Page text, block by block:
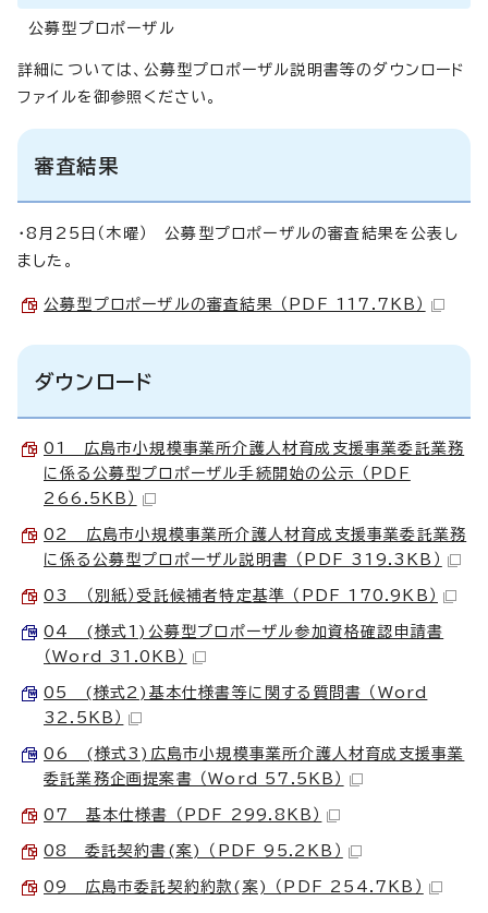
公募型プロポーザル
詳細については、公募型プロポーザル説明書等のダウンロード
ファイルを御参照ください。
審査結果
・8月25日（木曜） 公募型プロポーザルの審査結果を公表し
ました。
公募型プロポーザルの審査結果 （PDF 117.7KB）
ダウンロード
01 広島市小規模事業所介護人材育成支援事業委託業務
に係る公募型プロポーザル手続開始の公示 （PDF
266.5KB）
02 広島市小規模事業所介護人材育成支援事業委託業務
に係る公募型プロポーザル説明書 （PDF 319.3KB）
03 （別紙）受託候補者特定基準 （PDF 170.9KB）
04 (様式1)公募型プロポーザル参加資格確認申請書
（Word 31.0KB）
05 (様式2)基本仕様書等に関する質問書 （Word
32.5KB）
06 (様式3)広島市小規模事業所介護人材育成支援事業
委託業務企画提案書 （Word 57.5KB）
07 基本仕様書 （PDF 299.8KB）
08 委託契約書(案) （PDF 95.2KB）
09 広島市委託契約約款(案) （PDF 254.7KB）